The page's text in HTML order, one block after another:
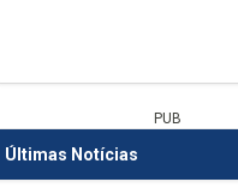
PUB
Últimas Notícias